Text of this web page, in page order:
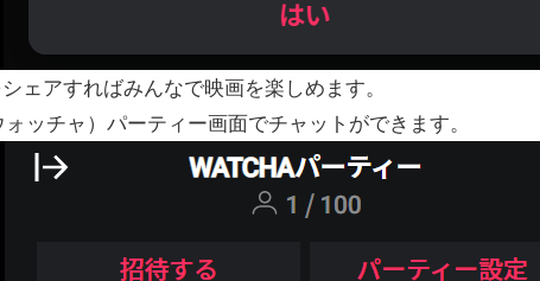
ェアすればみんなで映画を楽しめます。
ッチャ）パーティー画面でチャットができます。